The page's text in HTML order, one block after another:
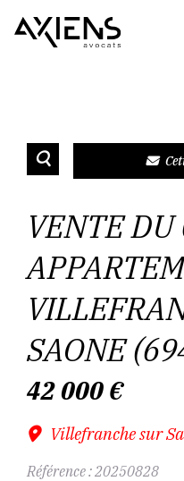
VENTE
SAONE
42 000€
Villefranche sur
Référence :20250828